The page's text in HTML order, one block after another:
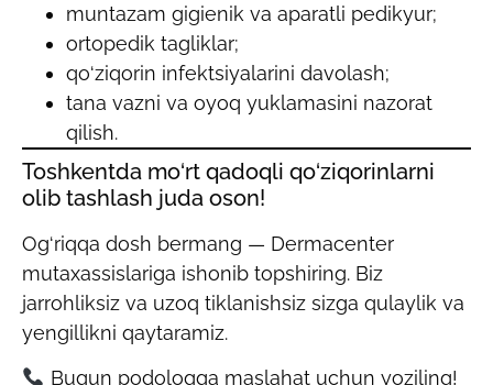
muntazam gigienik va aparatli pedikyur;
ortopedik tagliklar;
qo‘ziqorin infektsiyalarini davolash;
tana vazni va oyoq yuklamasini nazorat
qilish.
Toshkentda mo‘rt qadoqli qo‘ziqorinlarni
olib tashlash juda oson!
Og‘riqqa dosh bermang — Dermacenter
mutaxassislariga ishonib topshiring. Biz
jarrohliksiz va uzoq tiklanishsiz sizga qulaylik va
yengillikni qaytaramiz.
Bugun podologga maslahat uchun yoziling!